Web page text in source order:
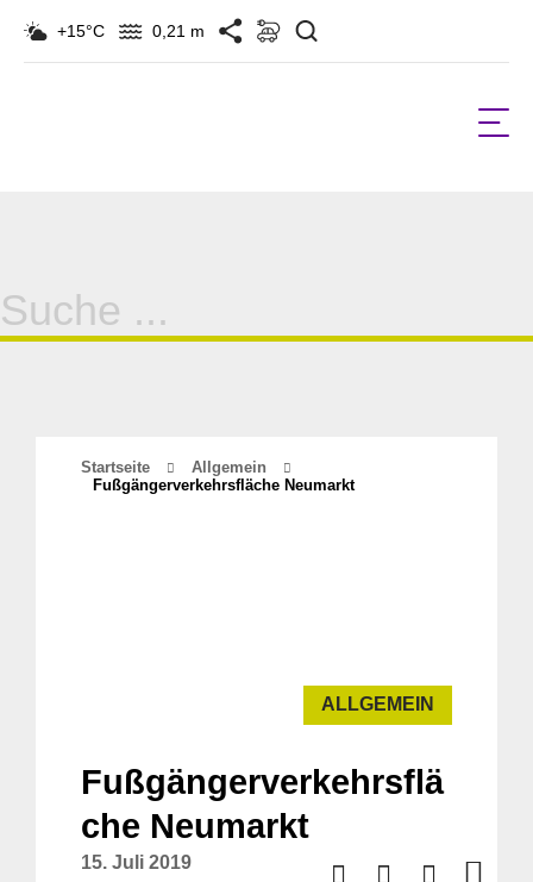
+15°C 0,21 m
Suche
für:
Startseite
Allgemein
Fußgängerverkehrsfläche Neumarkt
ALLGEMEIN
Fußgängerverkehrsflä
che Neumarkt
15. Juli 2019